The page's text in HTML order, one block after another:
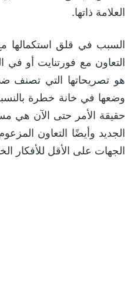
العلامة ذاتها.
السبب في قلق استكمالها
التعاون مع فورتنايت أو في
هو تصريحاتها التي تصنف
وضعها في خانة خطرة
حقيقة الأمر حتى الآن هي
الجديد وأيضًا التعاون
الجهات على الأقل للأفكار